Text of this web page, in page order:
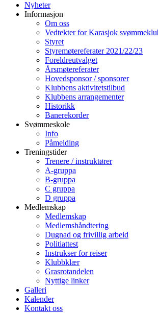
Nyheter
Informasjon
Om oss
Vedtekter for Karasjok
Styret
Styremøtereferater 2021/22/23
Foreldreutvalget
Årsmøtereferater
Hovedsponsor / sponsorer
Klubbens aktivitetstilbud
Klubbens arrangementer
Historikk
Banerekorder
Svømmeskole
Info
Påmelding
Treningstider
Trenere / instruktører
A-gruppa
B-gruppa
C gruppa
D gruppa
Medlemskap
Medlemskap
Medlemshåndtering
Dugnad og frivillig arbeid
Politiattest
Instrukser for reiser
Klubbklær
Grasrotandelen
Nyttige linker
Galleri
Kalender
Kontakt oss